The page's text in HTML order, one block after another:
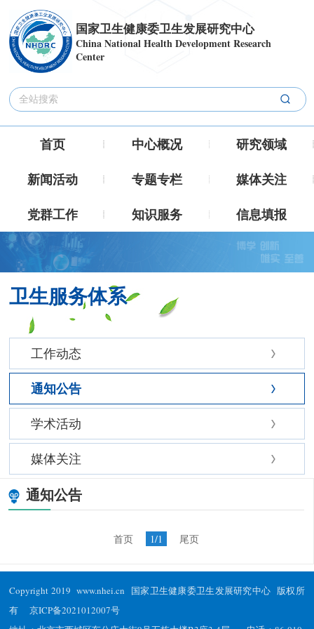
国家卫生健康委卫生发展研究中心
China National Health Development Research
Center
首页 中心概况
研究领域
新闻活动
专题专栏
媒体关注
党群工作
知识服务 信息填报
卫生服务体系
工作动态
通知公告
学术活动
媒体关注
通知公告
首页 1/1 尾页
Copyright 2019 www.nhei.cn 国家卫生健康委卫生发展研究中心 版权所
有京ICP备2021012007号